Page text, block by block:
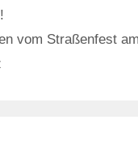
vom Straßenfest am